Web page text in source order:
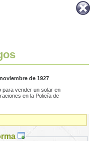
de 1927
para vender un solar en
en la Policía de